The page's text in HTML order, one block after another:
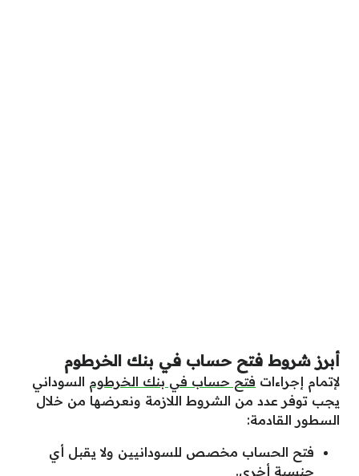
أبرز شروط فتح حساب في بنك الخرطوم
لإتمام إجراءات فتح حساب في بنك الخرطوم السوداني
يجب توفر عدد من الشروط اللازمة ونعرضها من خلال
السطور القادمة:
فتح الحساب مخصص للسودانيين ولا يقبل أي
جنسية أخرى.